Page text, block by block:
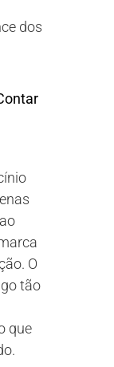
dos
O
tão
que